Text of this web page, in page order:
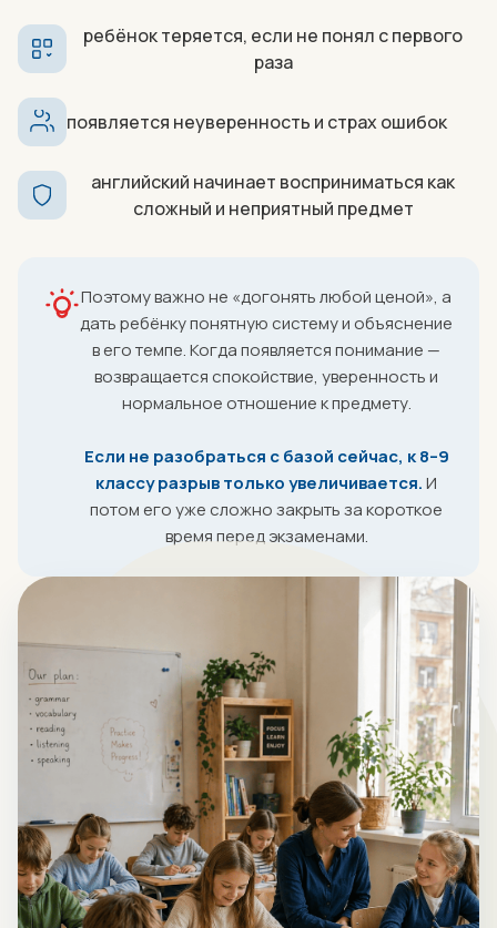
ребёнок теряется, если не понял с первого
раза
появляется неуверенность и страх ошибок
английский начинает восприниматься как
сложный и неприятный предмет
Поэтому важно не «догонять любой ценой», а
дать ребёнку понятную систему и объяснение
в его темпе. Когда появляется понимание —
возвращается спокойствие, уверенность и
нормальное отношение к предмету.
Если не разобраться с базой сейчас, к 8–9
классу разрыв только увеличивается.И
потом его уже сложно закрыть за короткое
время перед экзаменами.